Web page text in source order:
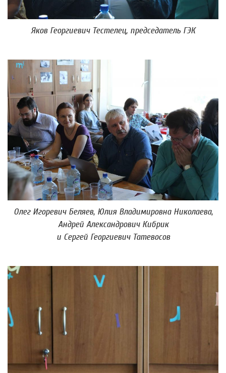
Яков Георгиевич Тестелец, председатель ГЭК
Олег Игоревич Беляев, Юлия Владимировна Николаева,
Андрей Александрович Кибрик
и Сергей Георгиевич Татевосов